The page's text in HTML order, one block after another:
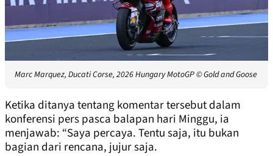
Marc Marquez, Ducati Corse, 2026 Hungary MotoGP© Gold and Goose
Ketika ditanya tentang komentar tersebut dalam
konferensi pers pasca balapan hari Minggu, ia
menjawab: “Saya percaya. Tentu saja, itu bukan
bagian dari rencana, jujur ​​saja.